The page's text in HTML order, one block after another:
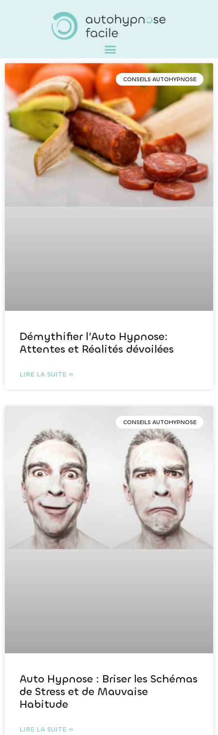
CONSEILS AUTOHYPNOSE
Démythifier l’Auto Hypnose:
Attentes et Réalités dévoilées
LIRE LA SUITE »
CONSEILS AUTOHYPNOSE
Auto Hypnose : Briser les Schémas
de Stress et de Mauvaise
Habitude
LIRE LA SUITE »